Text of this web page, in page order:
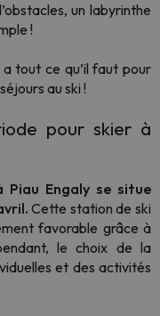
un labyrinthe
!
tout ce qu’il faut pour
au ski !
pour skier à
Piau Engaly se situe
Cette station de ski
favorable grâce à
le choix de la
et des activités